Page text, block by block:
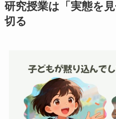
研究授業は「実態を
切る